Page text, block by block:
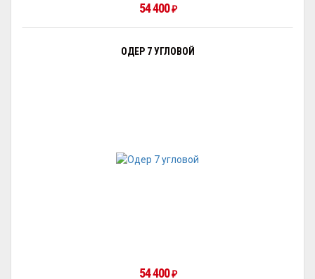
54 400₽
ОДЕР 7 УГЛОВОЙ
54 400₽